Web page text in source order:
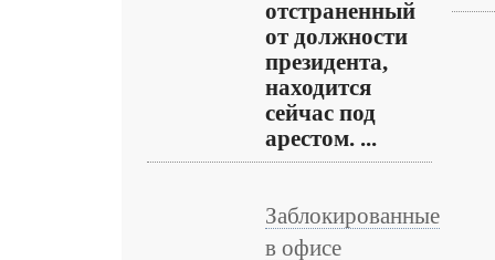
отстраненный
от должности
президента,
находится
сейчас под
арестом. ...
Заблокированные
в офисе